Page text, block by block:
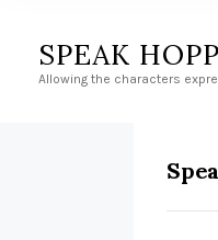
SPEAK
Allowing the characters